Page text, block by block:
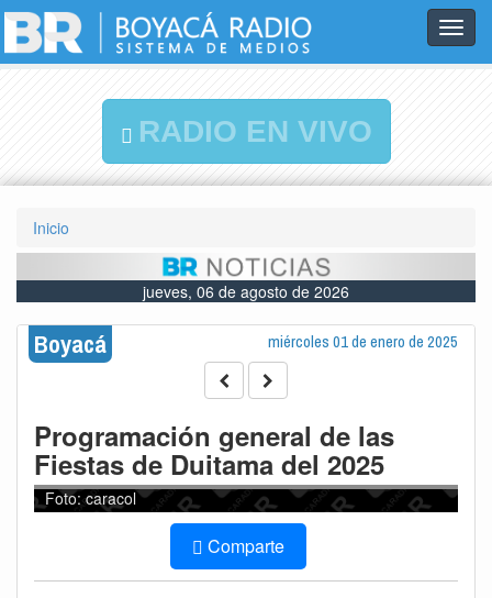
RADIO EN VIVO
Inicio
jueves, 06 de agosto de 2026
Boyacá miércoles 01 de enero de 2025
Programación general de las
Fiestas de Duitama del 2025
Foto: caracol
Comparte